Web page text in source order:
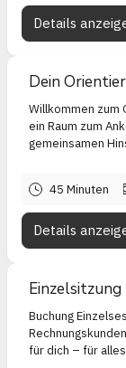
Herzlich,
Micha Madhava
Details
Dein
Willkommen zum
ein Raum zum
gemeinsamen
45 Minuten
Details
Einzelsitzung
Buchung
für dich – für